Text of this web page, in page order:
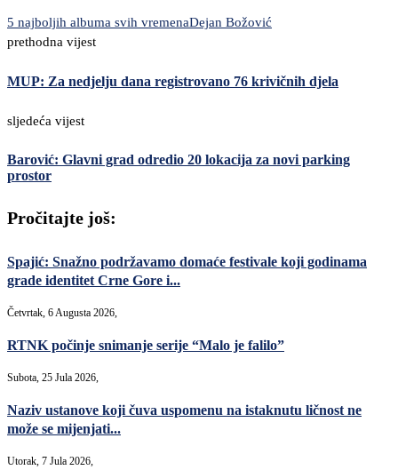
5 najboljih albuma svih vremenaDejan Božović
prethodna vijest
MUP: Za nedjelju dana registrovano 76 krivičnih djela
sljedeća vijest
Barović: Glavni grad odredio 20 lokacija za novi parking
prostor
Pročitajte još:
Spajić: Snažno podržavamo domaće festivale koji godinama
grade identitet Crne Gore i...
Četvrtak, 6 Augusta 2026,
RTNK počinje snimanje serije “Malo je falilo”
Subota, 25 Jula 2026,
Naziv ustanove koji čuva uspomenu na istaknutu ličnost ne
može se mijenjati...
Utorak, 7 Jula 2026,